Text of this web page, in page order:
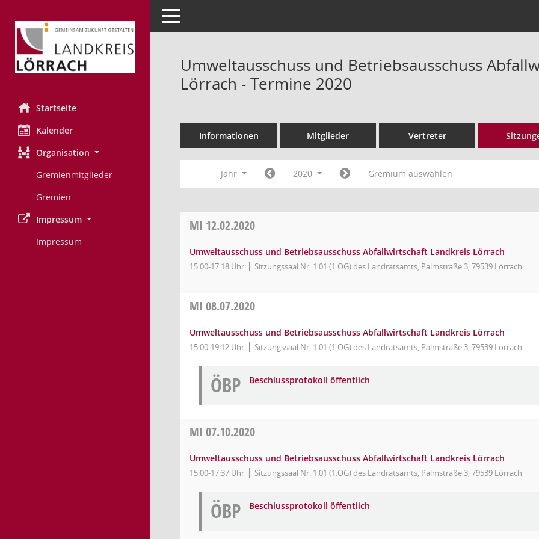
Startseite
Kalender
Organisation
Gremienmitglieder
Gremien
Impressum
Impressum
Toggle navigation
Umweltausschuss und Betriebsausschuss
Lörrach - Termine 2020
Informationen Mitglieder Vertreter
Jahr 2020 Gremium auswählen
MI 12.02.2020
Umweltausschuss und Betriebsausschuss Abfallwirtschaft Landkreis Lörrach
15:00-17:18 Uhr Sitzungssaal Nr. 1.01 (1.OG) des Landratsamts, Palmstraße 3, 79539 Lörrach
MI 08.07.2020
Umweltausschuss und Betriebsausschuss Abfallwirtschaft Landkreis Lörrach
15:00-19:12 Uhr Sitzungssaal Nr. 1.01 (1.OG) des Landratsamts, Palmstraße 3, 79539 Lörrach
ÖBP Beschlussprotokoll öffentlich
MI 07.10.2020
Umweltausschuss und Betriebsausschuss Abfallwirtschaft Landkreis Lörrach
15:00-17:37 Uhr Sitzungssaal Nr. 1.01 (1.OG) des Landratsamts, Palmstraße 3, 79539 Lörrach
ÖBP Beschlussprotokoll öffentlich